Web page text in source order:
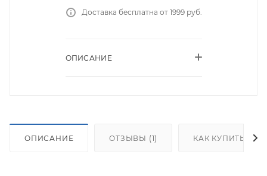
Доставка бесплатна от 1999 руб.
ОПИСАНИЕ
ОПИСАНИЕ ОТЗЫВЫ (1) КАК КУПИТЬ